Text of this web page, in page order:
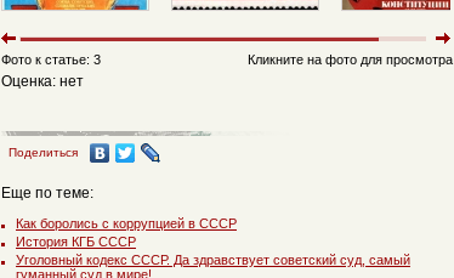
Кликните на фото для просмотра
Фото к статье: 3
Оценка: нет
Поделиться
Еще по теме:
Как боролись с коррупцией в СССР
История КГБ СССР
Уголовный кодекс СССР. Да здравствует советский суд, самый
гуманный суд в мире!